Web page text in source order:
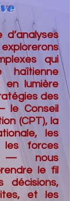
qui
haïtienne
en lumière
des
le Conseil
(CPT), la
les
les forces
— nous
le fil
décisions,
et les